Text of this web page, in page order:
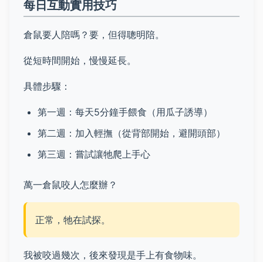
每日互動實用技巧
倉鼠要人陪嗎？要，但得聰明陪。
從短時間開始，慢慢延長。
具體步驟：
第一週：每天5分鐘手餵食（用瓜子誘導）
第二週：加入輕撫（從背部開始，避開頭部）
第三週：嘗試讓牠爬上手心
萬一倉鼠咬人怎麼辦？
正常，牠在試探。
我被咬過幾次，後來發現是手上有食物味。